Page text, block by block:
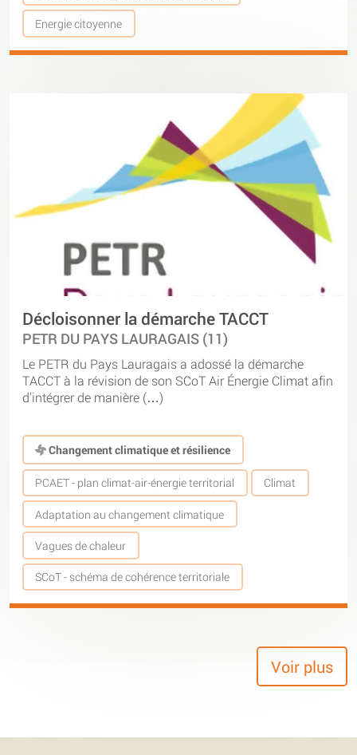
Energie citoyenne
Décloisonner la démarche TACCT
PETR DU PAYS LAURAGAIS (11)
Le PETR du Pays Lauragais a adossé la démarche
TACCT à la révision de son SCoT Air Énergie Climat afin
d’intégrer de manière (…)
Changement climatique et résilience
PCAET - plan climat-air-énergie territorial Climat
Adaptation au changement climatique
Vagues de chaleur
SCoT - schéma de cohérence territoriale
Voir plus